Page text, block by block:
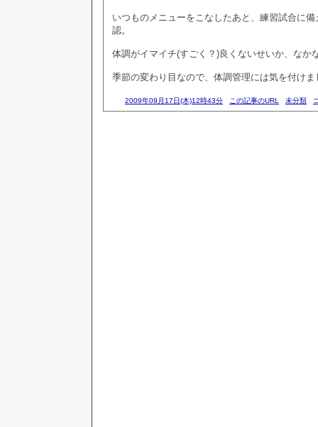
いつものメニューをこなしたあと、練習試合に
認。
体調がイマイチ(すごく？)良くないせいか、なか
季節の変わり目なので、体調管理には気を付けま
2009年09月17日(木)12時43分 この記事のURL 未分類